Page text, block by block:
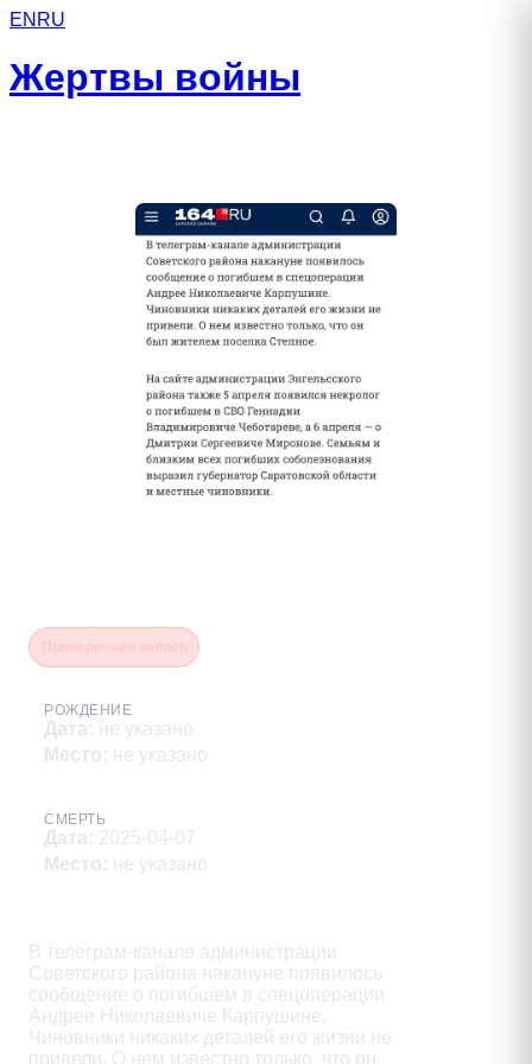
EN RU
Жертвы войны
РОЖДЕНИЕ
Дата: не указано
Место: не указано
СМЕРТЬ
Дата: 2025-04-07
Место: не указано
В телеграм-канале администрации
Советского района накануне появилось
сообщение о погибшем в спецоперации
Андрее Николаевиче Карпушине.
Чиновники никаких деталей его жизни не
привели. O нем известно только, что он